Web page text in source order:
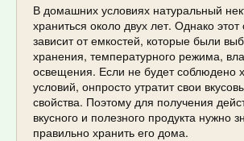
В домашних условиях натуральный
храниться около двух лет. Однако
зависит от емкостей, которые были
хранения, температурного режима,
освещения. Если не будет соблюдено
условий, онпросто утратит свои
свойства. Поэтому для получения
вкусного и полезного продукта нужно
правильно хранить его дома.